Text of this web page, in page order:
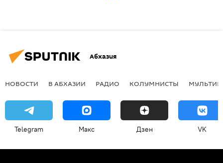
Абхазия
НОВОСТИ В АБХАЗИИ РАДИО КОЛУМНИСТЫ
Telegram Макс Дзен VK